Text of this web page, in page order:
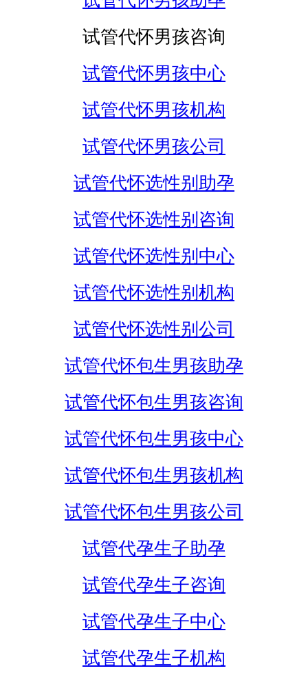
试管代怀男孩咨询
试管代怀男孩中心
试管代怀男孩机构
试管代怀男孩公司
试管代怀选性别助孕
试管代怀选性别咨询
试管代怀选性别中心
试管代怀选性别机构
试管代怀选性别公司
试管代怀包生男孩助孕
试管代怀包生男孩咨询
试管代怀包生男孩中心
试管代怀包生男孩机构
试管代怀包生男孩公司
试管代孕生子助孕
试管代孕生子咨询
试管代孕生子中心
试管代孕生子机构